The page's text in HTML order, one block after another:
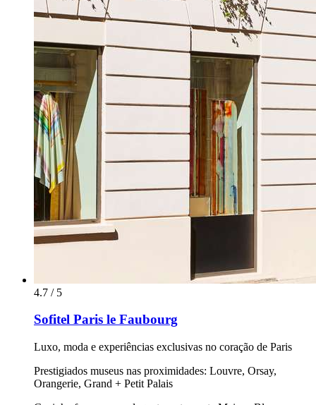
4.7 / 5
Sofitel Paris le Faubourg
Luxo, moda e experiências exclusivas no coração de Paris
Prestigiados museus nas proximidades: Louvre, Orsay,
Orangerie, Grand + Petit Palais